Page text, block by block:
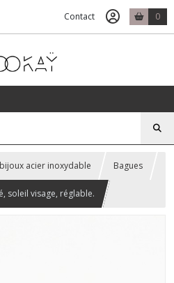
Contact 0
acier inoxydable Bagues
soleil visage, réglable.